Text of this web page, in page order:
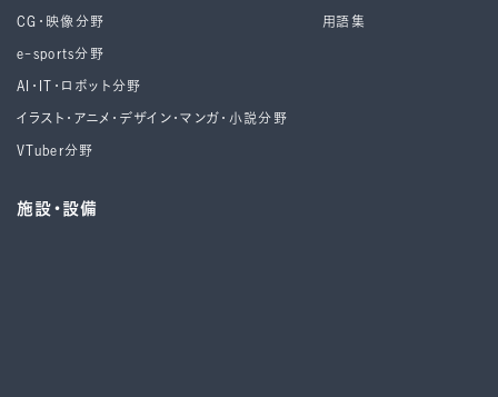
CG・映像分野
e-sports分野
AI・IT・ロボット分野
イラスト・アニメ・デザイン・マンガ・小説分野
VTuber分野
施設・設備
用語集